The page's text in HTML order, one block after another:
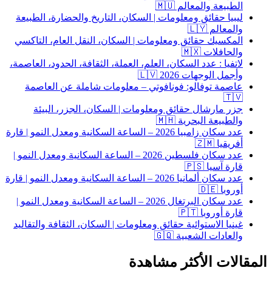
الطبيعة والمعالم 🇲🇺
ليبيا حقائق ومعلومات | السكان، التاريخ والحضارة، الطبيعة
والمعالم 🇱🇾
المكسيك حقائق ومعلومات | السكان، النقل العام، التاكسي
والحافلات 🇲🇽
لاتفيا : عدد السكان، العلم، العملة، الثقافة، الحدود، العاصمة،
وأجمل الوجهات 2026 🇱🇻
عاصمة توفالو: فونافوتي – معلومات شاملة عن العاصمة
جزر مارشال حقائق ومعلومات | السكان، الجزر، البيئة
والطبيعة البحرية 🇲🇭
عدد سكان زامبيا 2026 – الساعة السكانية ومعدل النمو | قارة
أفريقيا 🇿🇲
عدد سكان فلسطين 2026 – الساعة السكانية ومعدل النمو |
قارة آسيا 🇵🇸
عدد سكان ألمانيا 2026 – الساعة السكانية ومعدل النمو | قارة
أوروبا 🇩🇪
عدد سكان البرتغال 2026 – الساعة السكانية ومعدل النمو |
قارة أوروبا 🇵🇹
غينيا الاستوائية حقائق ومعلومات | السكان، الثقافة والتقاليد
والعادات الشعبية 🇬🇶
الأكثر مشاهدة